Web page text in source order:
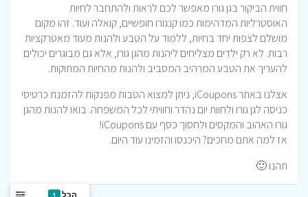
חווית הביקור בגן גורו מאפשר לכם לראות ולהתחבר לחיות
האוסטרליות המדהימות כמו קנגורו חופשיים, קואלה ועוד. זהו מקום
מושלם לצפות יחד בחיות, ללמוד על הטבע ולהנות מעוד מאטרקציות
רבות. לא רק ילדים מצליחים ליהנות מהגן גורו, אלא גם מבוגרים יכולים
להעריך את הטבע המרהיב המסביב ולהנות מהחיות המתוקות.
אצלנו באתר iCoupons, ניתן למצוא הטבות מפנקות להזמנת כרטיסי
כניסה לגן גורו ולחוות יום נהדר וחוויתי לכל המשפחה. בואו להנות מהגן
גורו האהוב והמקסים ולחסוך כסף עם iCoupons!
אז למה אתם מחכים? היכנסו והזמינו עוד היום.
תהנו 🙂
הכל 1